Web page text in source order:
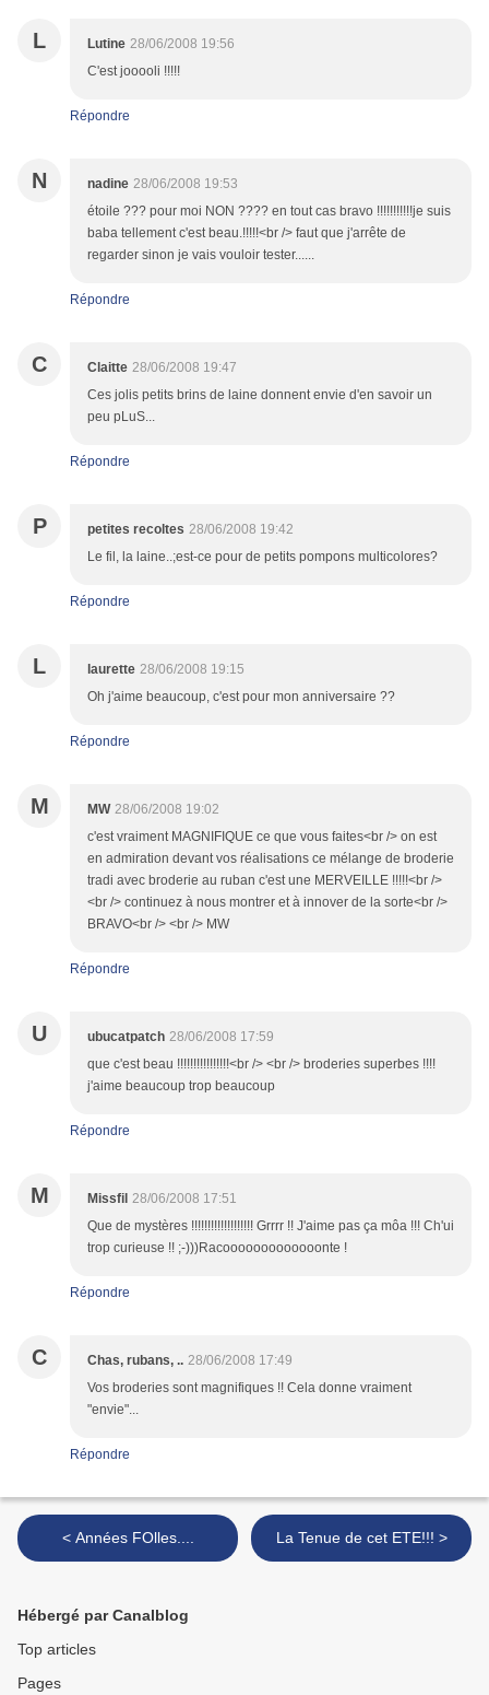
L Lutine 28/06/2008 19:56
C'est jooooli !!!!!
Répondre
N nadine 28/06/2008 19:53
étoile ??? pour moi NON ???? en tout cas bravo !!!!!!!!!!!je suis
baba tellement c'est beau.!!!!!<br /> faut que j'arrête de
regarder sinon je vais vouloir tester......
Répondre
C Claitte 28/06/2008 19:47
Ces jolis petits brins de laine donnent envie d'en savoir un
peu pLuS...
Répondre
P petites recoltes 28/06/2008 19:42
Le fil, la laine..;est-ce pour de petits pompons multicolores?
Répondre
L laurette 28/06/2008 19:15
Oh j'aime beaucoup, c'est pour mon anniversaire ??
Répondre
M MW 28/06/2008 19:02
c'est vraiment MAGNIFIQUE ce que vous faites<br /> on est
en admiration devant vos réalisations ce mélange de broderie
tradi avec broderie au ruban c'est une MERVEILLE !!!!!<br />
<br /> continuez à nous montrer et à innover de la sorte<br />
BRAVO<br /> <br /> MW
Répondre
U ubucatpatch 28/06/2008 17:59
que c'est beau !!!!!!!!!!!!!!!!<br /> <br /> broderies superbes !!!!
j'aime beaucoup trop beaucoup
Répondre
M Missfil 28/06/2008 17:51
Que de mystères !!!!!!!!!!!!!!!!!!! Grrrr !! J'aime pas ça môa !!! Ch'ui
trop curieuse !! ;-)))Racooooooooooooonte !
Répondre
C Chas, rubans, .. 28/06/2008 17:49
Vos broderies sont magnifiques !! Cela donne vraiment
"envie"...
Répondre
< Années FOlles.... La Tenue de cet ETE!!! >
Hébergé par Canalblog
Top articles
Pages